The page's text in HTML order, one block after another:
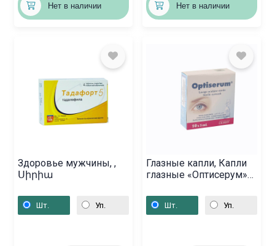
Нет в наличии Нет в наличии
Здоровье мужчины, ,
Սիրիա
Шт. Уп.
Глазные капли, Капли
глазные «Оптисерум»
Шт. Уп.